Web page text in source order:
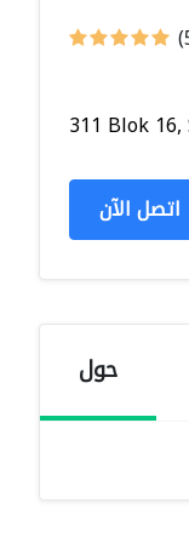
311 Blok
اتصل الآن
حول